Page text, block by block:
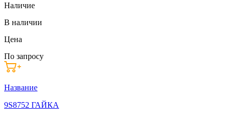
Наличие
В наличии
Цена
По запросу
Название
9S8752 ГАЙКА